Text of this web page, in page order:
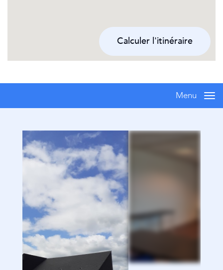
Calculer l'itinéraire
Menu